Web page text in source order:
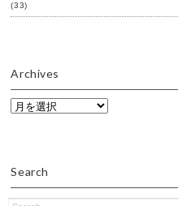
(33)
Archives
Archives
Search